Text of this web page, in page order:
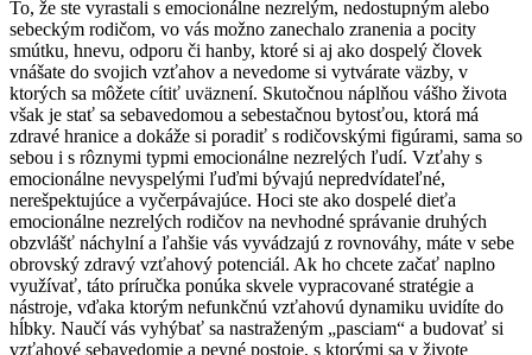
To, že ste vyrastali s emocionálne nezrelým, nedostupným alebo
sebeckým rodičom, vo vás možno zanechalo zranenia a pocity
smútku, hnevu, odporu či hanby, ktoré si aj ako dospelý človek
vnášate do svojich vzťahov a nevedome si vytvárate väzby, v
ktorých sa môžete cítiť uväznení. Skutočnou náplňou vášho života
však je stať sa sebavedomou a sebestačnou bytosťou, ktorá má
zdravé hranice a dokáže si poradiť s rodičovskými figúrami, sama so
sebou i s rôznymi typmi emocionálne nezrelých ľudí. Vzťahy s
emocionálne nevyspelými ľuďmi bývajú nepredvídateľné,
nerešpektujúce a vyčerpávajúce. Hoci ste ako dospelé dieťa
emocionálne nezrelých rodičov na nevhodné správanie druhých
obzvlášť náchylní a ľahšie vás vyvádzajú z rovnováhy, máte v sebe
obrovský zdravý vzťahový potenciál. Ak ho chcete začať naplno
využívať, táto príručka ponúka skvele vypracované stratégie a
nástroje, vďaka ktorým nefunkčnú vzťahovú dynamiku uvidíte do
hĺbky. Naučí vás vyhýbať sa nastraženým „pasciam“ a budovať si
vzťahové sebavedomie a pevné postoje, s ktorými sa v živote